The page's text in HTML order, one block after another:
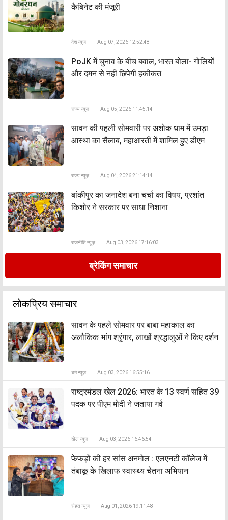
कैबिनेट की मंजूरी
देश न्यूज़ Aug 07, 2026 12:52:48
PoJK में चुनाव के बीच बवाल, भारत बोला- गोलियों
और दमन से नहीं छिपेगी हकीकत
राज्य न्यूज़ Aug 05, 2026 11:45:14
सावन की पहली सोमवारी पर अशोक धाम में उमड़ा
आस्था का सैलाब, महाआरती में शामिल हुए डीएम
राज्य न्यूज़ Aug 04, 2026 21:14:14
बांकीपुर का जनादेश बना चर्चा का विषय, प्रशांत
किशोर ने सरकार पर साधा निशाना
राजनीति न्यूज़ Aug 03, 2026 17:16:03
ब्रेकिंग समाचार
लोकप्रिय समाचार
सावन के पहले सोमवार पर बाबा महाकाल का
अलौकिक भांग श्रृंगार, लाखों श्रद्धालुओं ने किए दर्शन
धर्म न्यूज़ Aug 03, 2026 16:55:16
राष्ट्रमंडल खेल 2026: भारत के 13 स्वर्ण सहित 39
पदक पर पीएम मोदी ने जताया गर्व
खेल न्यूज़ Aug 03, 2026 16:46:54
फेफड़ों की हर सांस अनमोल : एलएनटी कॉलेज में
तंबाकू के खिलाफ स्वास्थ्य चेतना अभियान
सेहत न्यूज़ Aug 01, 2026 19:11:48